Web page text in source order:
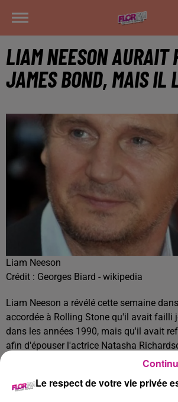
LIAM NEESON AURAIT
JAMES BOND, MAIS IL
Liam Neeson
Crédit : Georges Biard - wikipedia
Liam Neeson a révélé cette semaine
accordée à Rolling Stone qu'il avait failli
dans les années 1990, mais qu'il avait
afin d'épouser l'actrice Natasha
un ultimatum. S’il acceptait le rôle de
L’acteur de Taken pense qu’elle était un
Le respect de votre vie privée